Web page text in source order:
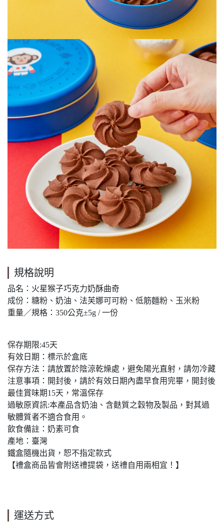
規格說明
品名：火星猴子巧克力奶酥曲奇
成份：糖粉、奶油、法芙娜可可粉、低筋麵粉、玉米粉
重量／規格：350公克±5g / 一份
保存期限:45天
有效日期：標示於盒底
保存方法：請放置於陰涼乾燥處，避免陽光直射，請勿冷藏
注意事項：開封後，請於有效日期內盡早食用完畢，開封後
最佳賞味期15天，常溫保存
過敏原資訊:本產品含奶油、含麩質之穀物及製品，對其過
敏體質者不適合食用。
飲食備註：奶素可食
產地：臺灣
鐵盒隨機出貨，恕不指定款式
【禮盒商品皆會附送禮提袋，送禮自用兩相宜！】
運送方式